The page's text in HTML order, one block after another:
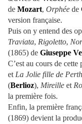
de Mozart, Orphée de
version française.
Puis on y entend des
Traviata, Rigoletto,
(1865) de Giuseppe
C’est au cours de cette
et La Jolie fille de Perth
(Berlioz), Mireille et
la première fois.
Enfin, la première
(1869) devient la